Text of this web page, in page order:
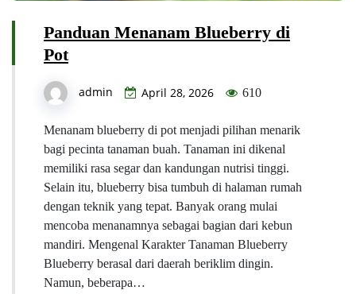
Panduan Menanam Blueberry di
Pot
admin April 28, 2026 610
Menanam blueberry di pot menjadi pilihan menarik
bagi pecinta tanaman buah. Tanaman ini dikenal
memiliki rasa segar dan kandungan nutrisi tinggi.
Selain itu, blueberry bisa tumbuh di halaman rumah
dengan teknik yang tepat. Banyak orang mulai
mencoba menanamnya sebagai bagian dari kebun
mandiri. Mengenal Karakter Tanaman Blueberry
Blueberry berasal dari daerah beriklim dingin.
Namun, beberapa…